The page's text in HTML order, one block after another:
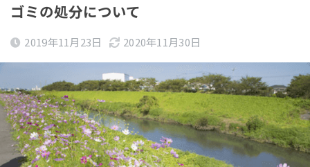
ゴミの処分について
2019年11月23日 2020年11月30日